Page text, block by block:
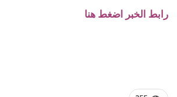
رابط الخبر اضغط هنا